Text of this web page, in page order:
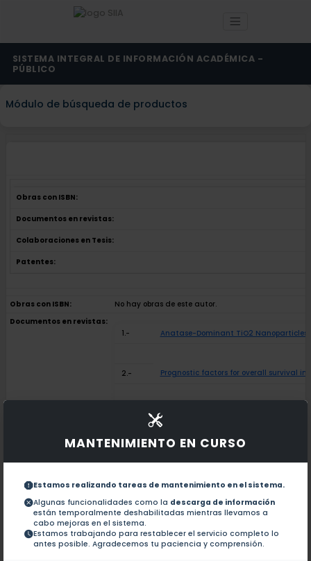
MANTENIMIENTO EN CURSO
Estamos realizando tareas de mantenimiento en el sistema.
Algunas funcionalidades como la descarga de información
están temporalmente deshabilitadas mientras llevamos a
cabo mejoras en el sistema.
Estamos trabajando para restablecer el servicio completo lo
antes posible. Agradecemos tu paciencia y comprensión.
SISTEMA INTEGRAL DE INFORMACIÓN ACADÉMICA -
PÚBLICO
Módulo de búsqueda de productos
Obras con ISBN:
Documentos en revistas:
Colaboraciones en Tesis:
Patentes:
Obras con ISBN:
No hay obras de este autor.
Documentos en revistas:
1.-
Anatase-Dominant TiO2
2.- Prognostic factors for overall survival
Osteopontin expression and its
6.- CITRX thioredoxin interacts with the